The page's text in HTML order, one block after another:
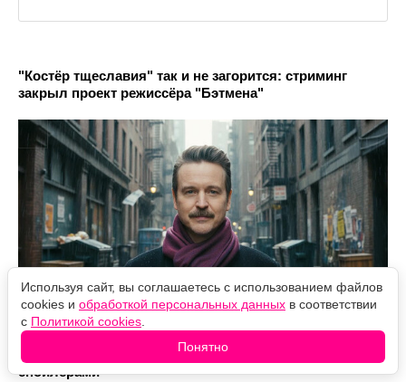
"Костёр тщеславия" так и не загорится: стриминг
закрыл проект режиссёра "Бэтмена"
Чем закончился "Конь БоДжек": смысл концовки со
спойлерами
Используя сайт, вы соглашаетесь с использованием файлов
cookies и обработкой персональных данных в соответствии
с Политикой cookies
Понятно